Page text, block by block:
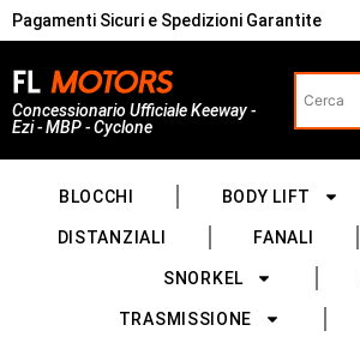
Pagamenti Sicuri e Spedizioni Garantite
Concessionario Ufficiale Keeway -
Ezi - MBP - Cyclone
BLOCCHI BODY LIFT
DISTANZIALI FANALI
SNORKEL
TRASMISSIONE